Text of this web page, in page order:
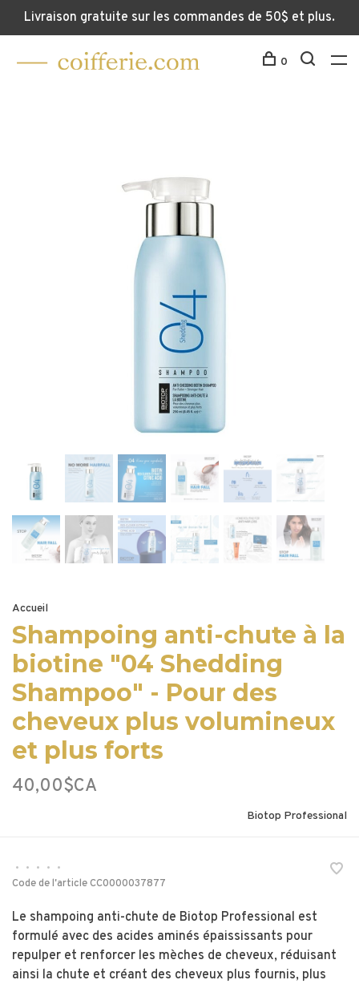
Livraison gratuite sur les commandes de 50$ et plus.
0
Accueil
Shampoing anti-chute à la
biotine "04 Shedding
Shampoo" - Pour des
cheveux plus volumineux
et plus forts
40,00$CA
Biotop Professional
• • • •
•
Code de l'articleCC0000037877
Le shampoing anti-chute de Biotop Professional est
formulé avec des acides aminés épaississants pour
repulper et renforcer les mèches de cheveux, réduisant
ainsi la chute et créant des cheveux plus fournis, plus